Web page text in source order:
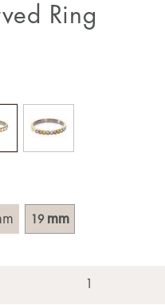
Ring
19 mm